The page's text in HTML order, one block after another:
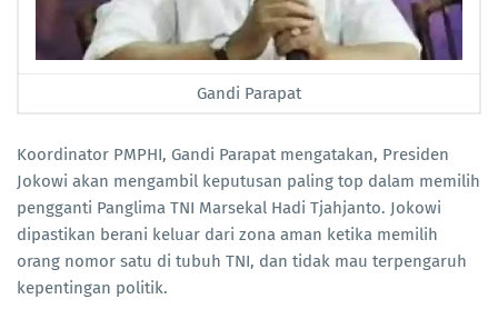
Gandi Parapat
Koordinator PMPHI, Gandi Parapat mengatakan, Presiden
Jokowi akan mengambil keputusan paling top dalam memilih
pengganti Panglima TNI Marsekal Hadi Tjahjanto. Jokowi
dipastikan berani keluar dari zona aman ketika memilih
orang nomor satu di tubuh TNI, dan tidak mau terpengaruh
kepentingan politik.